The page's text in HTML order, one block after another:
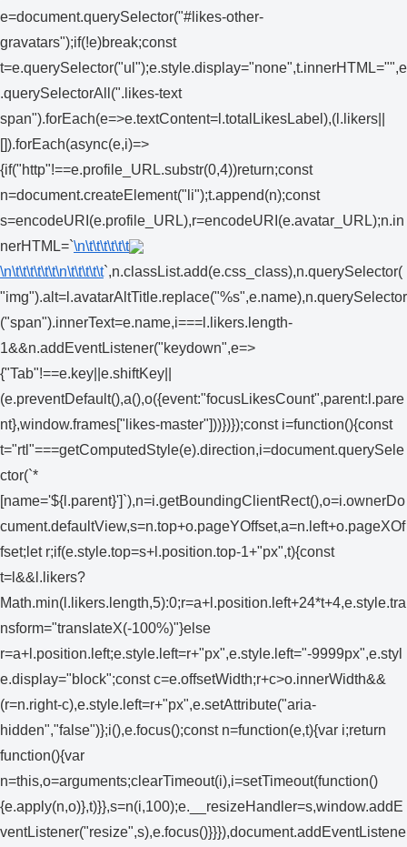
e=document.querySelector("#likes-other-
gravatars");if(!e)break;const
t=e.querySelector("ul");e.style.display="none",t.innerHTML="",e
.querySelectorAll(".likes-text
span").forEach(e=>e.textContent=l.totalLikesLabel),(l.likers||
[]).forEach(async(e,i)=>
{if("http"!==e.profile_URL.substr(0,4))return;const
n=document.createElement("li");t.append(n);const
s=encodeURI(e.profile_URL),r=encodeURI(e.avatar_URL);n.in
nerHTML=`\n\t\t\t\t\t\t
\n\t\t\t\t\t\t\n\t\t\t\t\t`,n.classList.add(e.css_class),n.querySelector(
"img").alt=l.avatarAltTitle.replace("%s",e.name),n.querySelector
("span").innerText=e.name,i===l.likers.length-
1&&n.addEventListener("keydown",e=>
{"Tab"!==e.key||e.shiftKey||
(e.preventDefault(),a(),o({event:"focusLikesCount",parent:l.pare
nt},window.frames["likes-master"]))})});const i=function(){const
t="rtl"===getComputedStyle(e).direction,i=document.querySele
ctor(`*
[name='${l.parent}']`),n=i.getBoundingClientRect(),o=i.ownerDo
cument.defaultView,s=n.top+o.pageYOffset,a=n.left+o.pageXOf
fset;let r;if(e.style.top=s+l.position.top-1+"px",t){const
t=l&&l.likers?
Math.min(l.likers.length,5):0;r=a+l.position.left+24*t+4,e.style.tra
nsform="translateX(-100%)"}else
r=a+l.position.left;e.style.left=r+"px",e.style.left="-9999px",e.styl
e.display="block";const c=e.offsetWidth;r+c>o.innerWidth&&
(r=n.right-c),e.style.left=r+"px",e.setAttribute("aria-
hidden","false")};i(),e.focus();const n=function(e,t){var i;return
function(){var
n=this,o=arguments;clearTimeout(i),i=setTimeout(function()
{e.apply(n,o)},t)}},s=n(i,100);e.__resizeHandler=s,window.addE
ventListener("resize",s),e.focus()}}}),document.addEventListene